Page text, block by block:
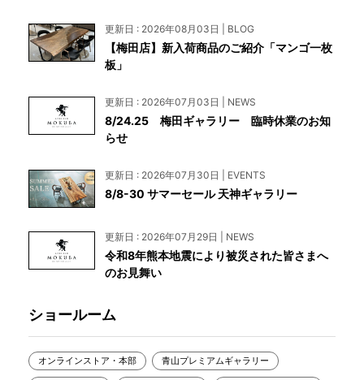
更新日 : 2026年08月03日 | BLOG
【梅田店】新入荷商品のご紹介「マンゴ一枚
板」
更新日 : 2026年07月03日 | NEWS
8/24.25 梅田ギャラリー 臨時休業のお知
らせ
更新日 : 2026年07月30日 | EVENTS
8/8-30 サマーセール 天神ギャラリー
更新日 : 2026年07月29日 | NEWS
令和8年熊本地震により被災された皆さまへ
のお見舞い
ショールーム
オンラインストア・本部 青山プレミアムギャラリー